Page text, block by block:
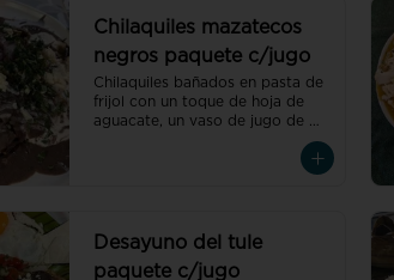
Chilaquiles mazatecos
negros paquete c/jugo
Chilaquiles bañados en pasta de
frijol con un toque de hoja de
aguacate, un vaso de jugo de
temporada natural de 250 ml y
proteína para cada orden de
chilaquiles
Desayuno del tule
paquete c/jugo